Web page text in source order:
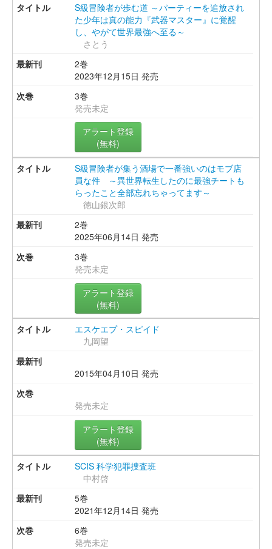
S級冒険者が歩む道 ～パーティーを追放され
た少年は真の能力『武器マスター』に覚醒
し、やがて世界最強へ至る～
さとう
2巻
2023年12月15日 発売
3巻
発売未定
アラート登録
(無料)
S級冒険者が集う酒場で一番強いのはモブ店
員な件 ～異世界転生したのに最強チートも
らったこと全部忘れちゃってます～
徳山銀次郎
2巻
2025年06月14日 発売
3巻
発売未定
アラート登録
(無料)
エスケエプ・スピイド
九岡望
2015年04月10日 発売
発売未定
アラート登録
(無料)
SCIS 科学犯罪捜査班
中村啓
5巻
2021年12月14日 発売
6巻
発売未定